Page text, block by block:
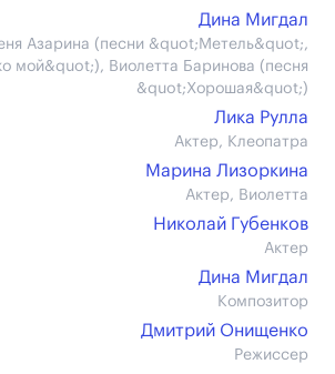
Дина Мигдал
Азарина (песни &quot;Метель&quot;,
мой&quot;), Виолетта Баринова (песня
&quot;Хорошая&quot;)
Лика Рулла
Актер, Клеопатра
Марина Лизоркина
Актер, Виолетта
Николай Губенков
Актер
Дина Мигдал
Композитор
Дмитрий Онищенко
Режиссер